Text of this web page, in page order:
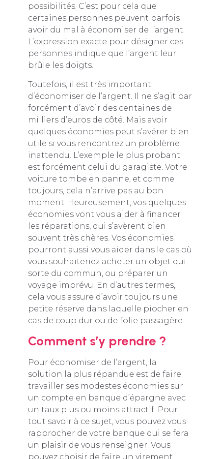
possibilités. C’est pour cela que
certaines personnes peuvent parfois
avoir du mal à économiser de l’argent.
L’expression exacte pour désigner ces
personnes indique que l’argent leur
brûle les doigts.
Toutefois, il est très important
d’économiser de l’argent. Il ne s’agit par
forcément d’avoir des centaines de
milliers d’euros de côté. Mais avoir
quelques économies peut s’avérer bien
utile si vous rencontrez un problème
inattendu. L’exemple le plus probant
est forcément celui du garagiste. Votre
voiture tombe en panne, et comme
toujours, cela n’arrive pas au bon
moment. Heureusement, vos quelques
économies vont vous aider à financer
les réparations, qui s’avèrent bien
souvent très chères. Vos économies
pourront aussi vous aider dans le cas où
vous souhaiteriez acheter un objet qui
sorte du commun, ou préparer un
voyage imprévu. En d’autres termes,
cela vous assure d’avoir toujours une
petite réserve dans laquelle piocher en
cas de coup dur ou de folie passagère.
Comment s’y prendre ?
Pour économiser de l’argent, la
solution la plus répandue est de faire
travailler ses modestes économies sur
un compte en banque d’épargne avec
un taux plus ou moins attractif. Pour
tout savoir à ce sujet, vous pouvez vous
rapprocher de votre banque qui se fera
un plaisir de vous renseigner. Vous
pouvez choisir de faire un virement